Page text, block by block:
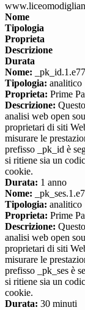
Nome
Tipologia
Proprieta
Descrizione
Durata
Nome:
Tipologia: analitico
Proprieta: Prime
Descrizione:
analisi web open
proprietari di siti
misurare le
prefisso _pk_id è
si ritiene sia un
cookie.
Durata: 1 anno
Nome:
Tipologia: analitico
Proprieta: Prime
Descrizione:
analisi web open
proprietari di siti
misurare le
prefisso _pk_ses è
si ritiene sia un
cookie.
Durata: 30 minuti